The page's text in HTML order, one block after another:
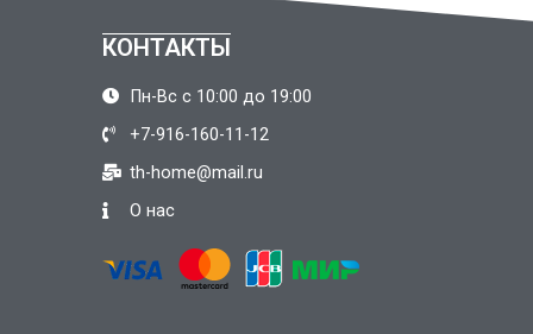
КОНТАКТЫ
Пн-Вс с 10:00 до 19:00
+7-916-160-11-12
th-home@mail.ru
О нас